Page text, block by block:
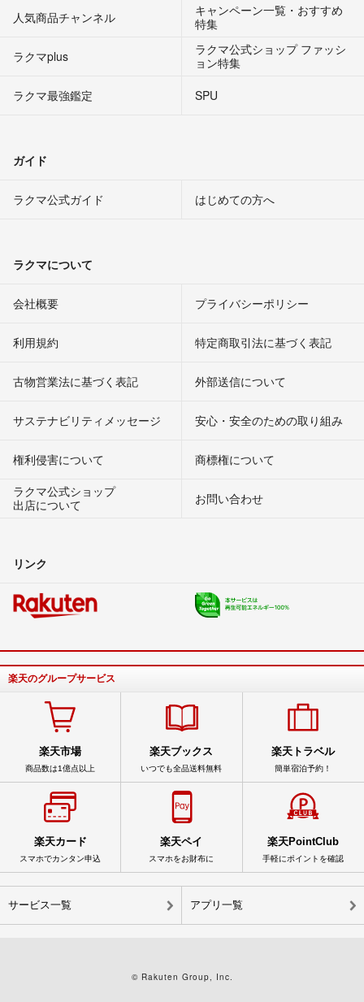
人気商品チャンネル
キャンペーン一覧・おすすめ
特集
ラクマplus
ラクマ公式ショップ ファッシ
ョン特集
ラクマ最強鑑定
SPU
ガイド
ラクマ公式ガイド はじめての方へ
ラクマについて
会社概要 プライバシーポリシー
利用規約 特定商取引法に基づく表記
古物営業法に基づく表記 外部送信について
サステナビリティメッセージ 安心・安全のための取り組み
権利侵害について
商標権について
ラクマ公式ショップ
出店について
お問い合わせ
リンク
楽天のグループサービス
楽天市場
商品数は1億点以上
楽天ブックス
いつでも全品送料無料
楽天トラベル
簡単宿泊予約！
楽天カード
スマホでカンタン申込
楽天ペイ
スマホをお財布に
楽天PointClub
手軽にポイントを確認
サービス一覧 アプリ一覧
© Rakuten Group, Inc.